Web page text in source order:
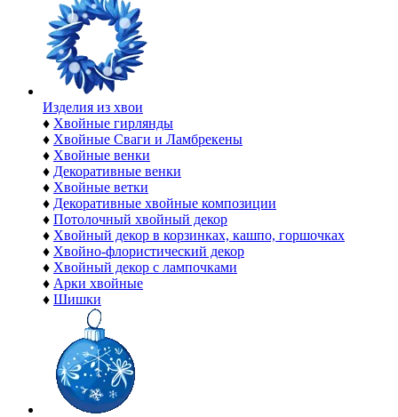
Изделия из хвои
♦ Хвойные гирлянды
♦ Хвойные Сваги и Ламбрекены
♦ Хвойные венки
♦ Декоративные венки
♦ Хвойные ветки
♦ Декоративные хвойные композиции
♦ Потолочный хвойный декор
♦ Хвойный декор в корзинках, кашпо, горшочках
♦ Хвойно-флористический декор
♦ Хвойный декор с лампочками
♦ Арки хвойные
♦ Шишки